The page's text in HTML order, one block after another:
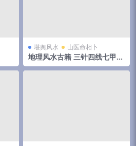
堪舆风水 山医命相卜
地理风水古籍 三针四线七甲子
分金线法（上下册全）